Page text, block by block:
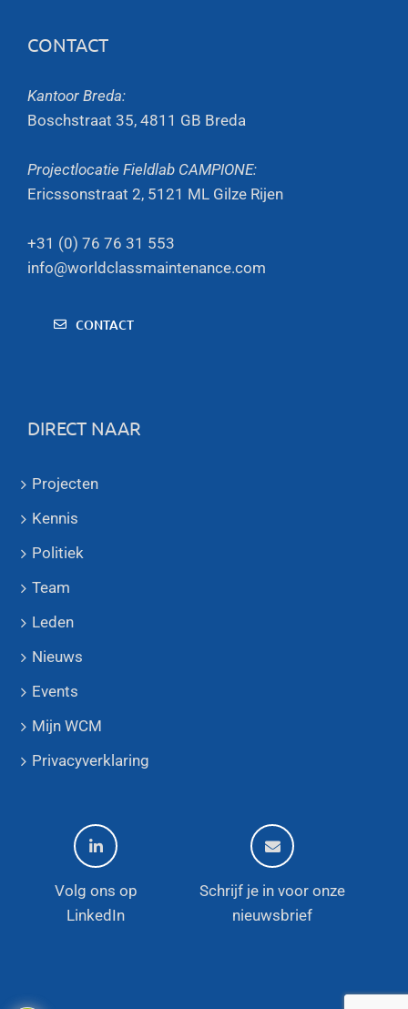
CONTACT
Kantoor Breda:
Boschstraat 35, 4811 GB Breda
Projectlocatie Fieldlab CAMPIONE:
Ericssonstraat 2, 5121 ML Gilze Rijen
+31 (0) 76 76 31 553
info@worldclassmaintenance.com
CONTACT
DIRECT NAAR
Projecten
Kennis
Politiek
Team
Leden
Nieuws
Events
Mijn WCM
Privacyverklaring
Volg ons op
LinkedIn
Schrijf je in voor onze
nieuwsbrief